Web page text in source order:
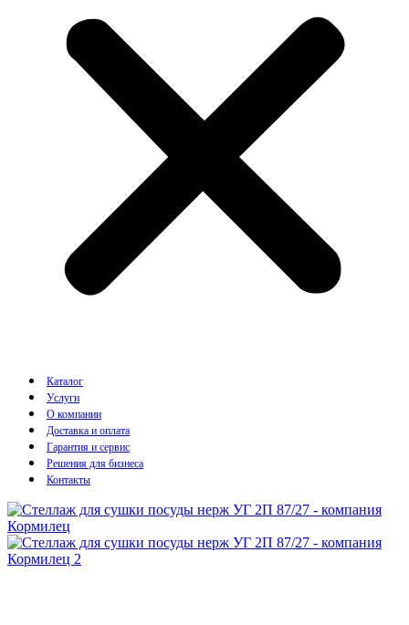
Каталог
Услуги
О компании
Доставка и оплата
Гарантия и сервис
Решения для бизнеса
Контакты